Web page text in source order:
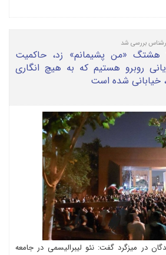
علی کریمی سال ۹۶ هشتگ «من پشیمانم» زد، حاکمیت
روبرو هستیم که به هیچ انگاری
شده است
در میزگرد گفت: نئو لیبرالیسمی در جامعه